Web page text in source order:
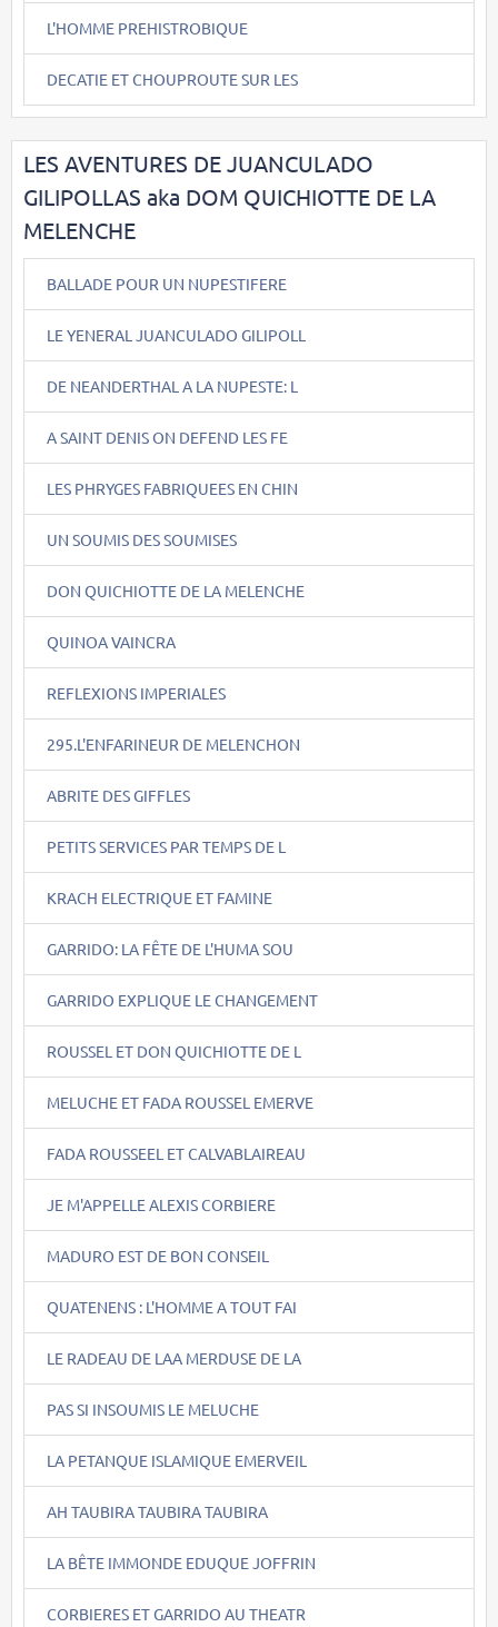
L'HOMME PREHISTROBIQUE
DECATIE ET CHOUPROUTE SUR LES
LES AVENTURES DE JUANCULADO
GILIPOLLAS aka DOM QUICHIOTTE DE LA
MELENCHE
BALLADE POUR UN NUPESTIFERE
LE YENERAL JUANCULADO GILIPOLL
DE NEANDERTHAL A LA NUPESTE: L
A SAINT DENIS ON DEFEND LES FE
LES PHRYGES FABRIQUEES EN CHIN
UN SOUMIS DES SOUMISES
DON QUICHIOTTE DE LA MELENCHE
QUINOA VAINCRA
REFLEXIONS IMPERIALES
295.L'ENFARINEUR DE MELENCHON
ABRITE DES GIFFLES
PETITS SERVICES PAR TEMPS DE L
KRACH ELECTRIQUE ET FAMINE
GARRIDO: LA FÊTE DE L'HUMA SOU
GARRIDO EXPLIQUE LE CHANGEMENT
ROUSSEL ET DON QUICHIOTTE DE L
MELUCHE ET FADA ROUSSEL EMERVE
FADA ROUSSEEL ET CALVABLAIREAU
JE M'APPELLE ALEXIS CORBIERE
MADURO EST DE BON CONSEIL
QUATENENS : L'HOMME A TOUT FAI
LE RADEAU DE LAA MERDUSE DE LA
PAS SI INSOUMIS LE MELUCHE
LA PETANQUE ISLAMIQUE EMERVEIL
AH TAUBIRA TAUBIRA TAUBIRA
LA BÊTE IMMONDE EDUQUE JOFFRIN
CORBIERES ET GARRIDO AU THEATR